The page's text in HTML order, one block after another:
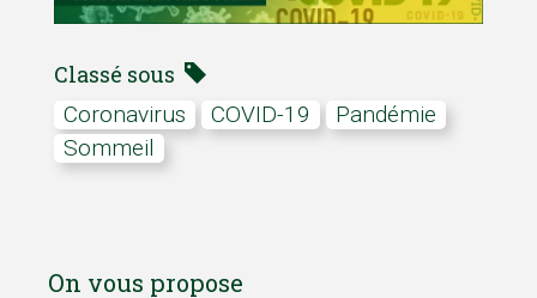
Classé sous
coronavirus COVID-19
pandémie
sommeil
On vous propose